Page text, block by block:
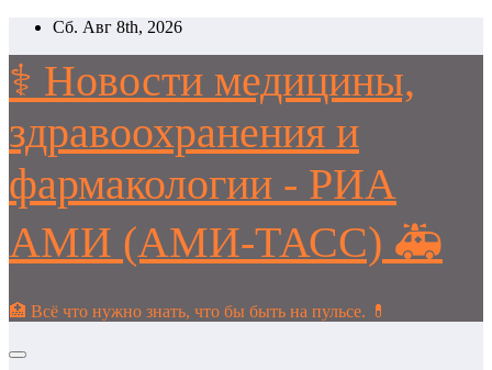
Перейти
содержимому
Сб. Авг 8th, 2026
⚕️ Новости медицины,
здравоохранения и
фармакологии - РИА
АМИ (АМИ-ТАСС) 🚑
🏥 Всё что нужно знать, что бы быть на пульсе. 💊